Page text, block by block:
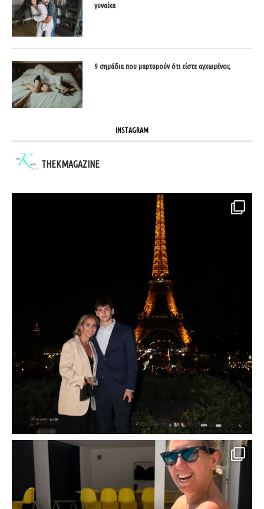
γυναίκα
9 σημάδια που μαρτυρούν ότι είστε αγχωμένοι;
INSTAGRAM
THEKMAGAZINE